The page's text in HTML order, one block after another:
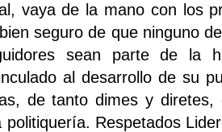
vaya de la mano con los
seguro de que ninguno
sean parte de la
al desarrollo de su
de tanto dimes y
Respetados